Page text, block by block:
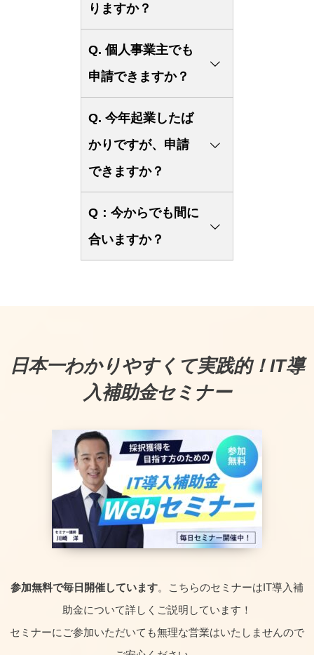
りますか？
費用0円の完全成功報酬である
ため、不採択の場合は0円で
Q. 個人事業主でも
申請できますか？
されています。
Q. 今年起業したば
かりですが、申請
できますか？
起業1年未満の方は残念です
が、必要書類が準備できないた
Q：今からでも間に
合いますか？
取得いただき、弊社へ申請のご
意思をお知らせいただければ、
対応可能です。
い。
日本一わかりやすくて実践的！IT導
入補助金セミナー
参加無料で毎日開催しています。こちらのセミナーはIT導入補
助金について詳しくご説明しています！
セミナーにご参加いただいても無理な営業はいたしませんので